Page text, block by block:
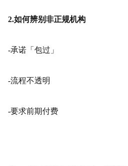
2.如何辨别非正规机构
-承诺「包过」
-流程不透明
-要求前期付费